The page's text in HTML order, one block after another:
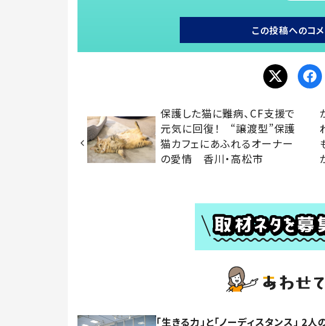
この投稿へのコ
保護した猫に難病、CF支援で
元気に回復！ “譲渡型”保護
猫カフェにあふれるオーナー
の愛情 香川・高松市
「生きる力」と「ノーディスタンス」 2